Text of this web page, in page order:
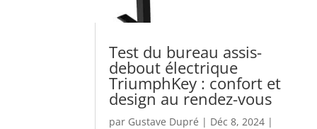
Test du bureau assis-
debout électrique
TriumphKey : confort et
design au rendez-vous
par Gustave Dupré | Déc 8, 2024 |